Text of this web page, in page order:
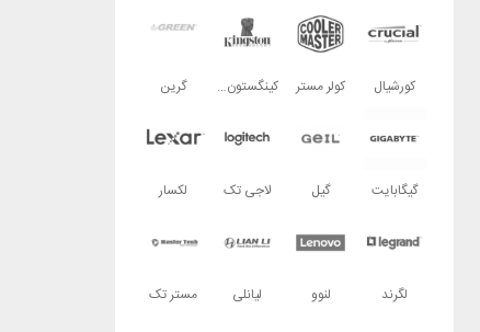
کورشیال کولر مستر کینگستون تکنولوژی گرین
گیگابایت گیل لاجی تک لکسار
لگرند لنوو لیانلی مستر تک